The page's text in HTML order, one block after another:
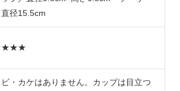
直径15.5cm
ビ・カケはありません。カップは目立つ